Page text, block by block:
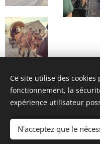
© 2023 L'Ardennaise
saveurs et
Ce site utilise des
fonctionnement, la
expérience utilisateur
N'acceptez que le